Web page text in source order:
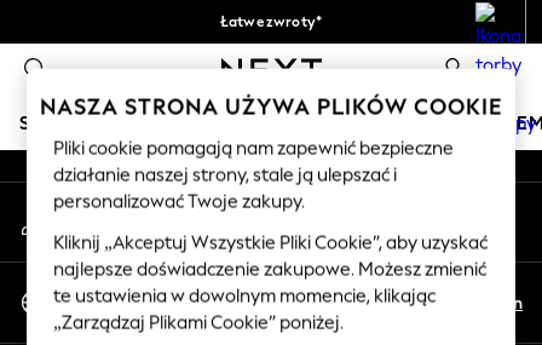
Łatwe zwroty*
0
SKLEP WAKACYJNY
HOLIDAY SHOP
Women's Holiday Shop
All Swimwear
All Beachwear
Bags & Accessories
Beach Dresses & Kaftans
An error occurred on client
Nasze media społecznościowe
Moje konto
Zaloguj się na swoje konto
Wybierz Język
Polski
En
NASZA STRONA UŻYWA PLIKÓW COOKIE
Pliki cookie pomagają nam zapewnić bezpieczne
działanie naszej strony, stale ją ulepszać i
personalizować Twoje zakupy.
Kliknij „Akceptuj Wszystkie Pliki Cookie”, aby uzyskać
najlepsze doświadczenie zakupowe. Możesz zmienić
te ustawienia w dowolnym momencie, klikając
„Zarządzaj Plikami Cookie” poniżej.